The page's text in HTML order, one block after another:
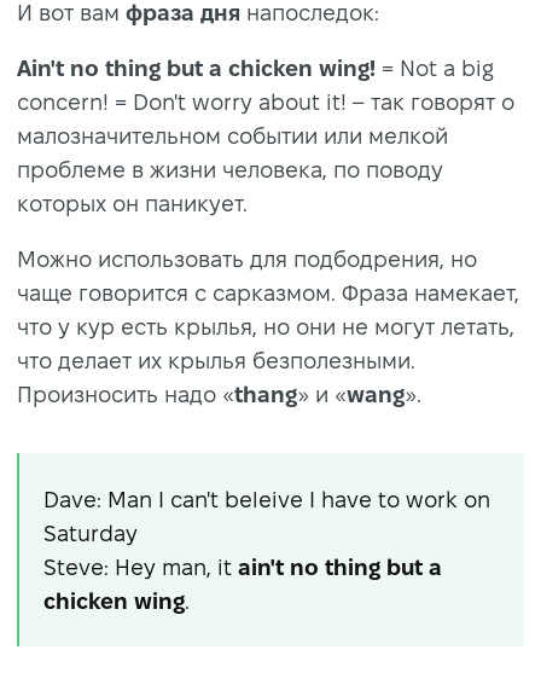
И вот вам фраза дня напоследок:
Ain't no thing but a chicken wing! = Not a big
concern! = Don't worry about it! – так говорят о
малозначительном событии или мелкой
проблеме в жизни человека, по поводу
которых он паникует.
Можно использовать для подбодрения, но
чаще говорится с сарказмом. Фраза намекает,
что у кур есть крылья, но они не могут летать,
что делает их крылья безполезными.
Произносить надо «thang» и «wang».
Dave: Man I can't beleive I have to work on
Saturday
Steve: Hey man, it ain't no thing but a
chicken wing.